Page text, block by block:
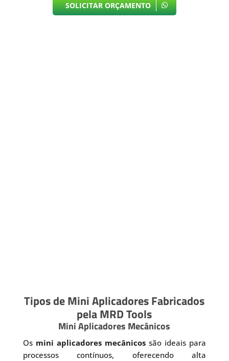
SOLICITAR ORÇAMENTO
Tipos de Mini Aplicadores Fabricados
pela MRD Tools
Mini Aplicadores Mecânicos
Os mini aplicadores mecânicos são ideais para
processos contínuos, oferecendo alta